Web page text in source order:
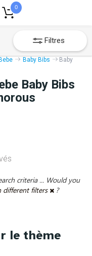
0
Filtres
Baby Bibs
Baby
Baby Bibs
criteria ... Would you
different filters ?
le thème